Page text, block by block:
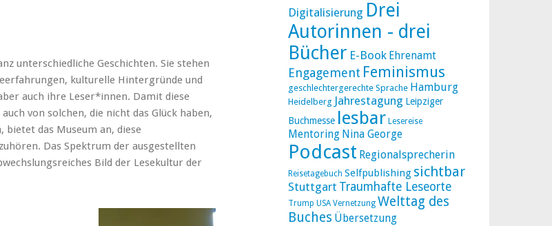
unterschiedliche Geschichten. Sie stehen
kulturelle Hintergründe und
auch ihre Leser*innen. Damit diese
von solchen, die nicht das Glück haben,
das Museum an, diese
Das Spektrum der ausgestellten
Bild der Lesekultur der
Digitalisierung Drei
Autorinnen - drei
Bücher E-Book Ehrenamt
Engagement Feminismus
geschlechtergerechte Sprache Hamburg
Heidelberg Jahrestagung Leipziger
Buchmesse lesbar Lesereise
Mentoring Nina George
Podcast Regionalsprecherin
Reisetagebuch Selfpublishing sichtbar
Stuttgart Traumhafte Leseorte
Trump USA Vernetzung Welttag des
Buches Übersetzung